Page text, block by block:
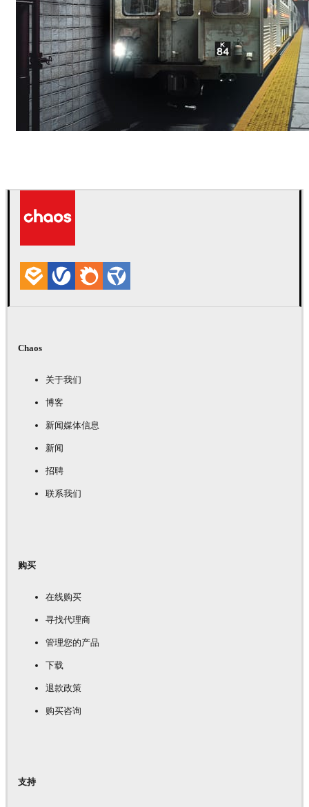
Chaos
关于我们
博客
新闻媒体信息
新闻
招聘
联系我们
购买
在线购买
寻找代理商
管理您的产品
下载
退款政策
购买咨询
支持